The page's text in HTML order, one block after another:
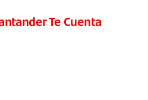
Te Cuenta